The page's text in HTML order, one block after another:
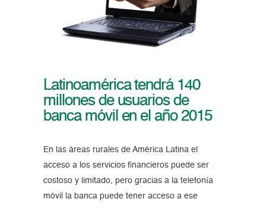
Latinoamérica tendrá 140
millones de usuarios de
banca móvil en el año 2015
En las áreas rurales de América Latina el
acceso a los servicios financieros puede ser
costoso y limitado, pero gracias a la telefonía
móvil la banca puede tener acceso a ese